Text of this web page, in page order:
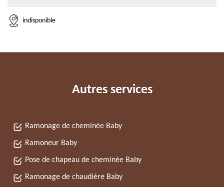
indisponible
Autres services
Ramonage de cheminée Baby
Ramoneur Baby
Pose de chapeau de cheminée Baby
Ramonage de chaudière Baby